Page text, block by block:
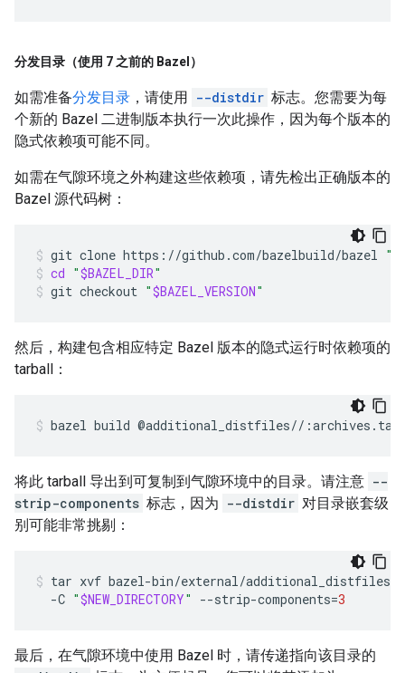
分发目录（使用 7 之前的 Bazel）
如需准备分发目录 ，请使用 --distdir 标志。您需要为每
个新的 Bazel 二进制版本执行一次此操作，因为每个版本的
隐式依赖项可能不同。
如需在气隙环境之外构建这些依赖项，请先检出正确版本的
Bazel 源代码树：
git clone https://github.com/bazelbuild/bazel "
cd "$BAZEL_DIR"
git checkout "$BAZEL_VERSION"
然后，构建包含相应特定 Bazel 版本的隐式运行时依赖项的
tarball：
bazel build @additional_distfiles//:archives.tar
将此 tarball 导出到可复制到气隙环境中的目录。请注意 --
strip-components 标志，因为 --distdir 对目录嵌套级
别可能非常挑剔：
tar xvf bazel-bin/external/additional_distfiles/
-C "$NEW_DIRECTORY" --strip-components=3
最后，在气隙环境中使用 Bazel 时，请传递指向该目录的